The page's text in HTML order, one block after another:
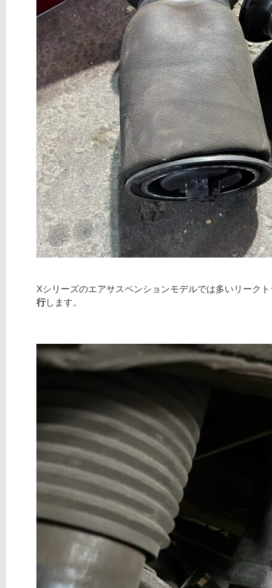
Xシリーズのエアサスペンションモデルでは多いリーク
行します。